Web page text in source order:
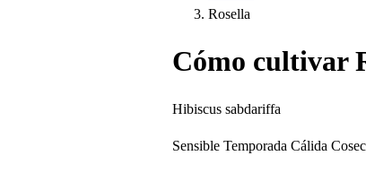
Rosella
Cómo cultivar
Hibiscus sabdariffa
Sensible Temporada Cálida